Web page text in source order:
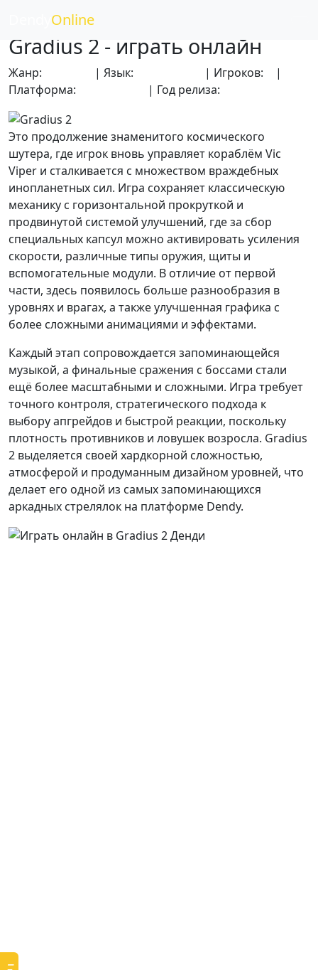
Online
Gradius 2 - играть онлайн
Жанр: | Язык: | Игроков:
|
Платформа:
| Год релиза:
Это продолжение знаменитого космического
шутера, где игрок вновь управляет кораблём Vic
Viper и сталкивается с множеством враждебных
инопланетных сил. Игра сохраняет классическую
механику с горизонтальной прокруткой и
продвинутой системой улучшений, где за сбор
специальных капсул можно активировать усиления
скорости, различные типы оружия, щиты и
вспомогательные модули. В отличие от первой
части, здесь появилось больше разнообразия в
уровнях и врагах, а также улучшенная графика с
более сложными анимациями и эффектами.
Каждый этап сопровождается запоминающейся
музыкой, а финальные сражения с боссами стали
ещё более масштабными и сложными. Игра требует
точного контроля, стратегического подхода к
выбору апгрейдов и быстрой реакции, поскольку
плотность противников и ловушек возросла. Gradius
2 выделяется своей хардкорной сложностью,
атмосферой и продуманным дизайном уровней, что
делает его одной из самых запоминающихся
аркадных стрелялок на платформе Dendy.